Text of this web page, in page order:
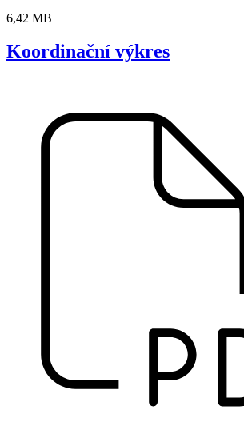
6,42 MB
Koordinační výkres